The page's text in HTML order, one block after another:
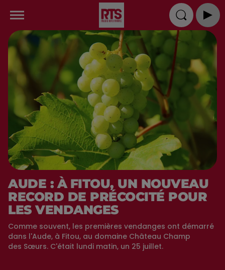
AUDE : À FITOU, UN NOUVEAU
RECORD DE PRÉCOCITÉ POUR
LES VENDANGES
Comme souvent, les premières vendanges ont démarré
dans l'Aude, à Fitou, au domaine Château Champ
des Sœurs. C'était lundi matin, un 25 juillet.